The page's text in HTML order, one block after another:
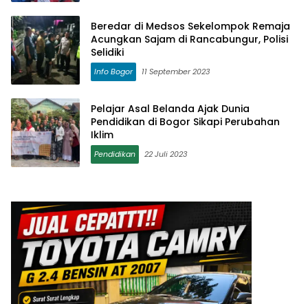
Beredar di Medsos Sekelompok Remaja
Acungkan Sajam di Rancabungur, Polisi
Selidiki
Info Bogor 11 September 2023
Pelajar Asal Belanda Ajak Dunia
Pendidikan di Bogor Sikapi Perubahan
Iklim
Pendidikan 22 Juli 2023